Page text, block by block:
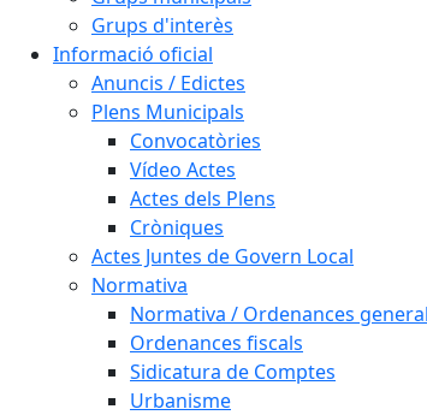
Grups d'interès
Informació oficial
Anuncis / Edictes
Plens Municipals
Convocatòries
Vídeo Actes
Actes dels Plens
Cròniques
Actes Juntes de Govern Local
Normativa
Normativa / Ordenances
Ordenances fiscals
Sidicatura de Comptes
Urbanisme